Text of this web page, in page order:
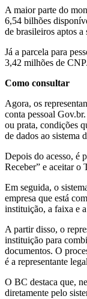
A maior parte do
6,54 bilhões
de brasileiros aptos a
Já a parcela para
3,42 milhões de
Como consultar
Agora, os
conta pessoal
ou prata, condições
de dados ao sistema
Depois do acesso, é
Receber” e aceitar o
Em seguida, o
empresa que está
instituição, a faixa e
A partir disso, o
instituição para
documentos. O
é a representante
O BC destaca que,
diretamente pelo